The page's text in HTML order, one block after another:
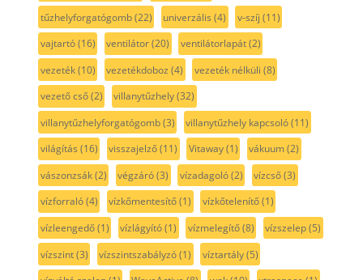
tűzhelyforgatógomb(22) univerzális (4) v-szíj (11)
vajtartó(16) ventilátor(20) ventilátorlapát(2)
vezeték(10) vezetékdoboz (4) vezeték nélküli (8)
vezető cső(2) villanytűzhely(32)
villanytűzhelyforgatógomb(3) villanytűzhely kapcsoló(11)
világítás (16) visszajelző(11) Vitaway(1) vákuum(2)
vászonzsák(2) végzáró(3) vízadagoló(2) vízcső(3)
vízforraló(4) vízkőmentesítő(1) vízkőtelenítő(1)
vízleengedő(1) vízlágyító(1) vízmelegítő(8) vízszelep(5)
vízszint(3) vízszintszabályzó(1) víztartály(5)